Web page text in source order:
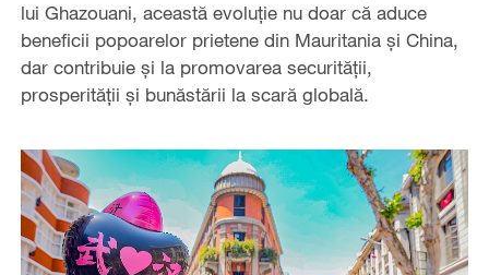
lui Ghazouani, această evoluție nu doar că aduce
beneficii popoarelor prietene din Mauritania și China,
dar contribuie și la promovarea securității,
prosperității și bunăstării la scară globală.